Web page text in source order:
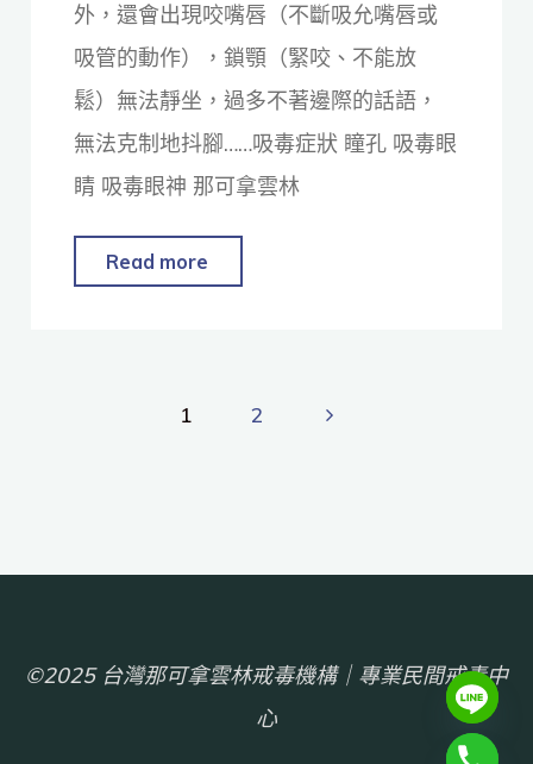
外，還會出現咬嘴唇（不斷吸允嘴唇或
吸管的動作），鎖顎（緊咬、不能放
鬆）無法靜坐，過多不著邊際的話語，
無法克制地抖腳……吸毒症狀 瞳孔 吸毒眼
睛 吸毒眼神 那可拿雲林
Read more
1 2
©2025 台灣那可拿雲林戒毒機構｜專業民間戒毒中
心